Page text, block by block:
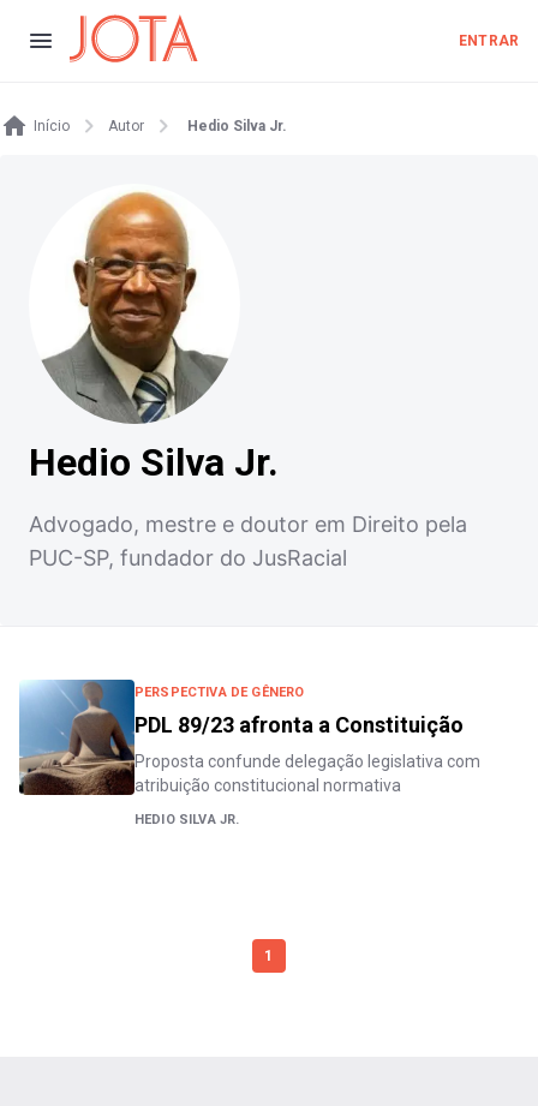
ENTRAR
Início Autor Hedio Silva Jr.
Hedio Silva Jr.
Advogado, mestre e doutor em Direito pela
PUC-SP, fundador do JusRacial
PERSPECTIVA DE GÊNERO
PDL 89/23 afronta a Constituição
Proposta confunde delegação legislativa com
atribuição constitucional normativa
HEDIO SILVA JR.
1